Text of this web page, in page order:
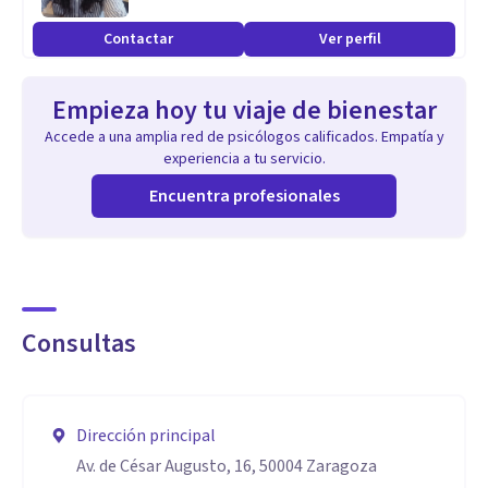
Especialidad
Empatía, escucha, respeto, no juzgar, calidez,
profesional
Aptitudes
Estoy especializada en sexología clínica y terapia de pareja.
que influyan en mantener relaciones sexuales
satisfactorias, hasta infidelidades o dificultades para formar
Contactar Ver perfil
Empieza hoy tu viaje de bienestar
Accede a una amplia red de psicólogos calificados. Empatía y
experiencia a tu servicio.
Encuentra profesionales
Consultas
Dirección principal
Av. de César Augusto, 16, 50004 Zaragoza